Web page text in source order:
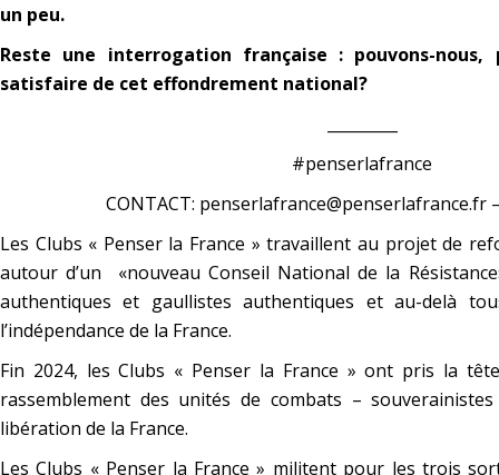
un peu.
Reste une interrogation française : pouvons-nous,
satisfaire de cet effondrement national?
#penserlafrance
CONTACT: penserlafrance@penserlafrance.fr
Les Clubs « Penser la France » travaillent au projet de
autour d’un «nouveau Conseil National de la
authentiques et gaullistes authentiques et au-delà
l’indépendance de la France.
Fin 2024, les Clubs « Penser la France » ont pris la tête
rassemblement des unités de combats –
libération de la France.
Les Clubs « Penser la France » militent pour les trois